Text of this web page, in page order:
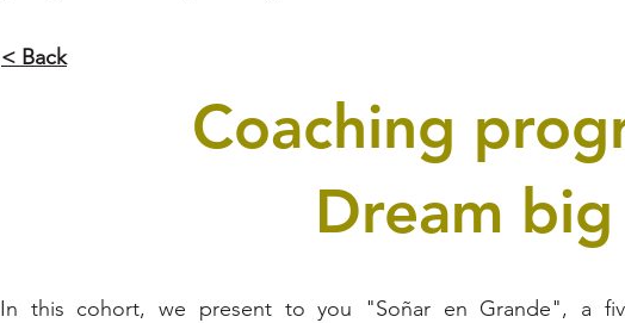
< Back
Coaching
Dream big
In this cohort, we present to you "Soñar en Grande", a